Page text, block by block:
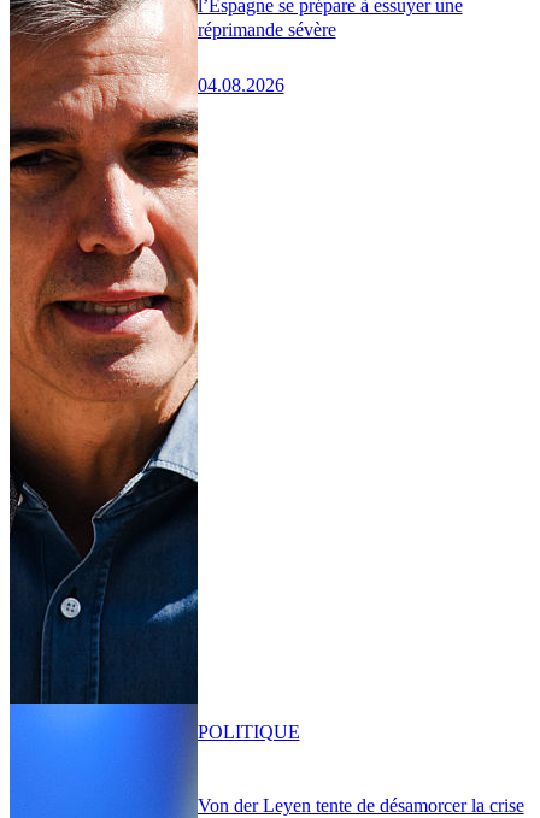
l’Espagne se prépare à essuyer une
réprimande sévère
04.08.2026
Von der Leyen tente de désamorcer la crise
POLITIQUE